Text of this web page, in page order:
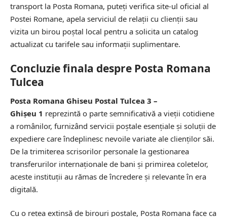
transport la Posta Romana, puteți verifica site-ul oficial al
Postei Romane, apela serviciul de relații cu clienții sau
vizita un birou poștal local pentru a solicita un catalog
actualizat cu tarifele sau informații suplimentare.
Concluzie finala despre Posta Romana
Tulcea
Posta Romana Ghiseu Postal Tulcea 3 –
Ghişeu 1 reprezintă o parte semnificativă a vieții cotidiene
a românilor, furnizând servicii poștale esențiale și soluții de
expediere care îndeplinesc nevoile variate ale clienților săi.
De la trimiterea scrisorilor personale la gestionarea
transferurilor internaționale de bani și primirea coletelor,
aceste instituții au rămas de încredere și relevante în era
digitală.
Cu o rețea extinsă de birouri poștale, Posta Romana face ca